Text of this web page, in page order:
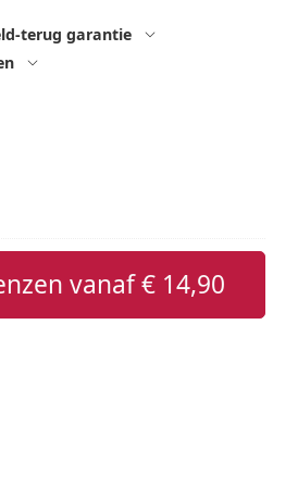
terug garantie
vanaf€ 14,90